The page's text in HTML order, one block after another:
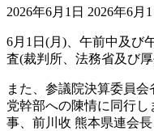
2026年6月1日 最
更
新
日
時
:
2026年6月1
6月1日(月)、午前中及び
査(裁判所、法務省及び
また、参議院決算委員
党幹部への陳情に同行
事、前川收 熊本県連会